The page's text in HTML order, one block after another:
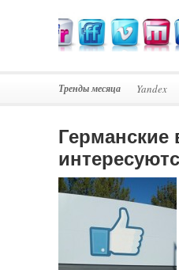
Тренды месяца Yandex
Германские